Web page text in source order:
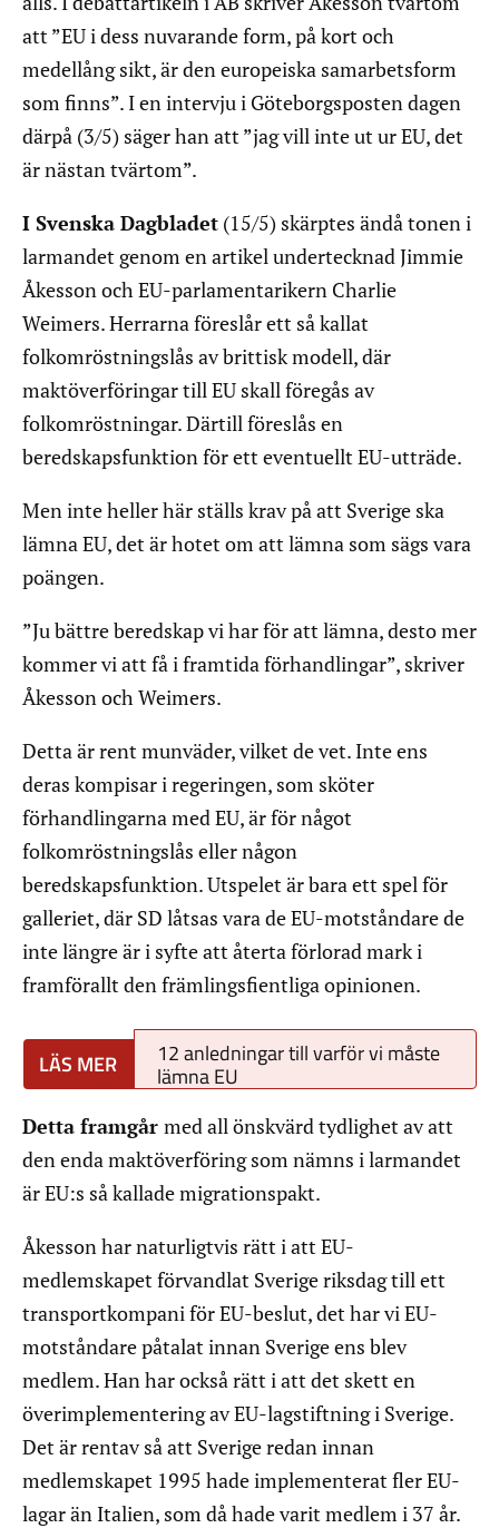
att ”EU i dess nuvarande form, på kort och
medellång sikt, är den europeiska samarbetsform
som finns”. I en intervju i Göteborgsposten dagen
därpå (3/5) säger han att ”jag vill inte ut ur EU, det
är nästan tvärtom”.
I Svenska Dagbladet (15/5) skärptes ändå tonen i
larmandet genom en artikel undertecknad Jimmie
Åkesson och EU-parlamentarikern Charlie
Weimers. Herrarna föreslår ett så kallat
folkomröstningslås av brittisk modell, där
maktöverföringar till EU skall föregås av
folkomröstningar. Därtill föreslås en
beredskapsfunktion för ett eventuellt EU-utträde.
Men inte heller här ställs krav på att Sverige ska
lämna EU, det är hotet om att lämna som sägs vara
poängen.
”Ju bättre beredskap vi har för att lämna, desto mer
kommer vi att få i framtida förhandlingar”, skriver
Åkesson och Weimers.
Detta är rent munväder, vilket de vet. Inte ens
deras kompisar i regeringen, som sköter
förhandlingarna med EU, är för något
folkomröstningslås eller någon
beredskapsfunktion. Utspelet är bara ett spel för
galleriet, där SD låtsas vara de EU-motståndare de
inte längre är i syfte att återta förlorad mark i
framförallt den främlingsfientliga opinionen.
12 anledningar till varför vi måste
lämna EU
Detta framgår med all önskvärd tydlighet av att
den enda maktöverföring som nämns i larmandet
är EU:s så kallade migrationspakt.
Åkesson har naturligtvis rätt i att EU-
medlemskapet förvandlat Sverige riksdag till ett
transportkompani för EU-beslut, det har vi EU-
motståndare påtalat innan Sverige ens blev
medlem. Han har också rätt i att det skett en
överimplementering av EU-lagstiftning i Sverige.
Det är rentav så att Sverige redan innan
medlemskapet 1995 hade implementerat fler EU-
lagar än Italien, som då hade varit medlem i 37 år.